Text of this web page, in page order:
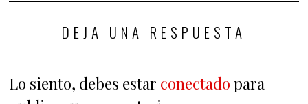
DEJA UNA RESPUESTA
Lo siento, debes estar conectado para